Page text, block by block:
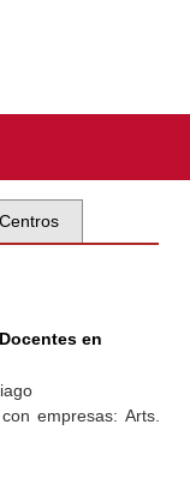
Centros
en
empresas: Arts.